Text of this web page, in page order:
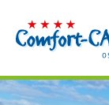
springen
Inhalt
springen